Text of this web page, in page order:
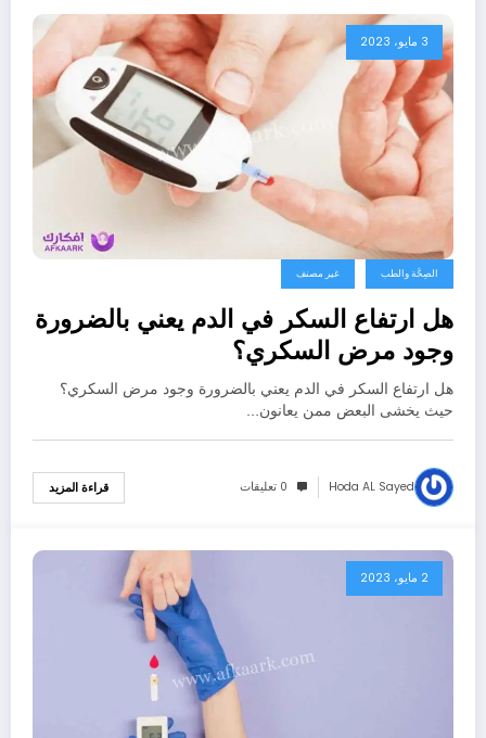
3 مايو، 2023
الصِحَّة والطب غير مصنف
هل ارتفاع السكر في الدم يعني بالضرورة
وجود مرض السكري؟
هل ارتفاع السكر في الدم يعني بالضرورة وجود مرض السكري؟
حيث يخشى البعض ممن يعانون…
Hoda AL Sayed 0 تعليقات قراءة المزيد
2 مايو، 2023